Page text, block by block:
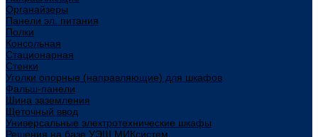
Органайзеры
Панели эл. питания
Полки
Консольная
Стационарная
Стенки
Уголки опорные (направляющие) для шкафов
Фальш-панели
Шина заземления
Щеточный ввод
Универсальные электротехнические шкафы
Решения на базе УЭШ МИКсистем